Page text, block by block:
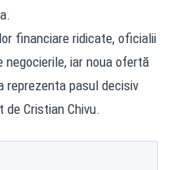
financiare ridicate, oficialii
iar noua ofertă
reprezenta pasul decisiv
Cristian Chivu.